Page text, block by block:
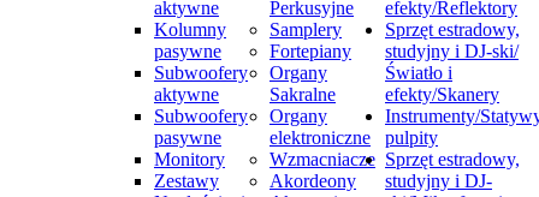
aktywne
Kolumny
pasywne
Subwoofery
aktywne
Subwoofery
pasywne
Monitory
Zestawy
Perkusyjne
Samplery
Fortepiany
Organy
Sakralne
Organy
elektroniczne
Wzmacniacze
Akordeony
efekty/Reflektory
Sprzęt estradowy,
studyjny i DJ-ski/
Światło i
efekty/Skanery
Instrumenty/
pulpity
Sprzęt estradowy,
studyjny i DJ-